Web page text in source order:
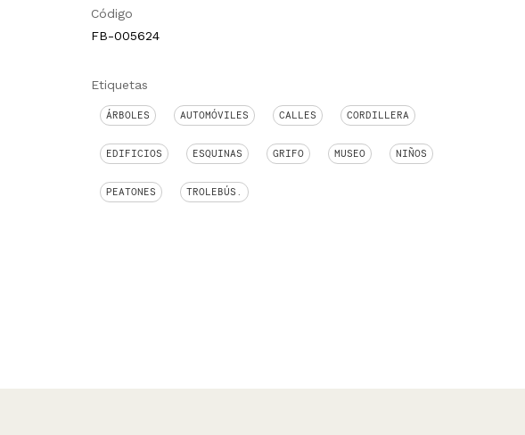
Código
FB-005624
Etiquetas
ÁRBOLES AUTOMÓVILES CALLES CORDILLERA
EDIFICIOS ESQUINAS GRIFO MUSEO NIÑOS
PEATONES TROLEBÚS.